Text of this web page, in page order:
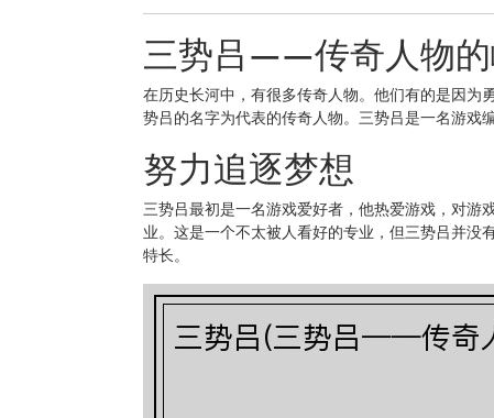
三势吕——传奇人物的
在历史长河中，有很多传奇人物。他们有的是因为
势吕的名字为代表的传奇人物。三势吕是一名游戏
努力追逐梦想
三势吕最初是一名游戏爱好者，他热爱游戏，对游
业。这是一个不太被人看好的专业，但三势吕并没
特长。